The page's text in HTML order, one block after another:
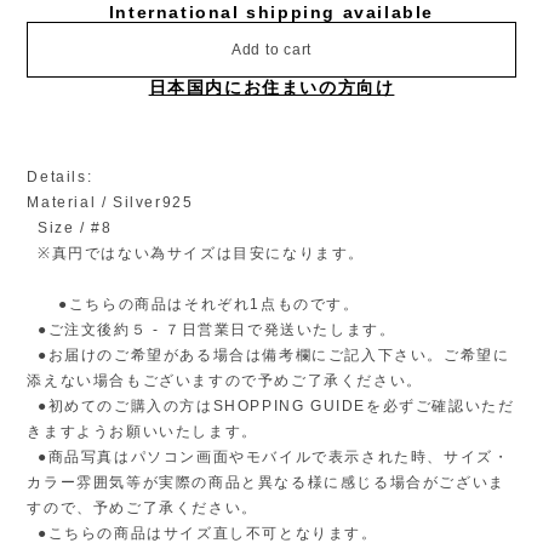
International shipping available
Add to cart
日本国内にお住まいの方向け
Details:
Material / Silver925
Size / #8
※真円ではない為サイズは目安になります。
●こちらの商品はそれぞれ1点ものです。
●ご注文後約５ - ７日営業日で発送いたします。
●お届けのご希望がある場合は備考欄にご記入下さい。ご希望に
添えない場合もございますので予めご了承ください。
●初めてのご購入の方はSHOPPING GUIDEを必ずご確認いただ
きますようお願いいたします。
●商品写真はパソコン画面やモバイルで表示された時、サイズ・
カラー雰囲気等が実際の商品と異なる様に感じる場合がございま
すので、予めご了承ください。
●こちらの商品はサイズ直し不可となります。